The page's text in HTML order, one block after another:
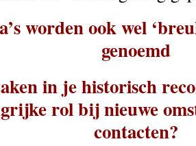
worden ook wel
genoemd
in je historisch
rol bij nieuwe
contacten?